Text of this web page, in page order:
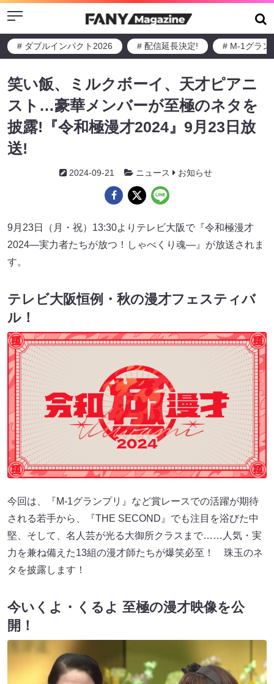
Menu
# ダブルインパクト2026 # 配信延長決定! # M-1グラン
笑い飯、ミルクボーイ、天才ピアニ
スト…豪華メンバーが⾄極のネタを
披露!『令和極漫才2024』9月23日放
送!
2024-09-21 ニュース お知らせ
9月23日（月・祝）13:30よりテレビ大阪で『令和極漫才
2024―実力者たちが放つ！しゃべくり魂―』が放送されま
す。
テレビ大阪恒例・秋の漫才フェスティバ
ル！
今回は、『M-1グランプリ』など賞レースでの活躍が期待
される若手から、『THE SECOND』でも注目を浴びた中
堅、そして、名人芸が光る大御所クラスまで……人気・実
力を兼ね備えた13組の漫才師たちが爆笑必至！ 珠玉のネ
タを披露します！
今いくよ・くるよ 至極の漫才映像を公
開！